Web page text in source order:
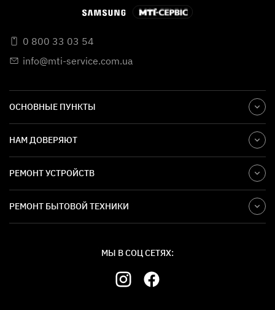
Если разбираться в некоторых причинах
обращения в сервисный центр, то можно
предусматривает наличие весьма прочного стекла.
0 800 33 03 54
info@mti-service.com.ua
ОСНОВНЫЕ ПУНКТЫ
НАМ ДОВЕРЯЮТ
РЕМОНТ УСТРОЙСТВ
РЕМОНТ БЫТОВОЙ ТЕХНИКИ
МЫ В СОЦ СЕТЯХ: